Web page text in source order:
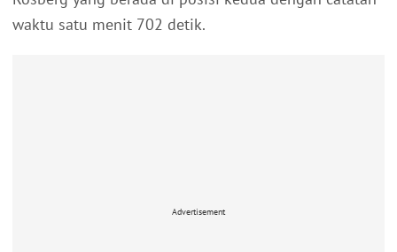
waktu satu menit 702 detik.
Advertisement